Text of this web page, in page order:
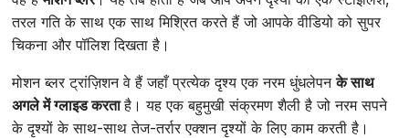
तरल गति के साथ एक साथ मिश्रित करते हैं जो आपके वीडियो को सुपर
चिकना और पॉलिश दिखता है।
मोशन ब्लर ट्रांज़िशन वे हैं जहाँ प्रत्येक दृश्य एक नरम धुंधलेपनके साथ
अगले में ग्लाइड करताहै। यह एक बहुमुखी संक्रमण शैली है जो नरम सपने
के दृश्यों के साथ-साथ तेज-तर्रार एक्शन दृश्यों के लिए काम करती है।